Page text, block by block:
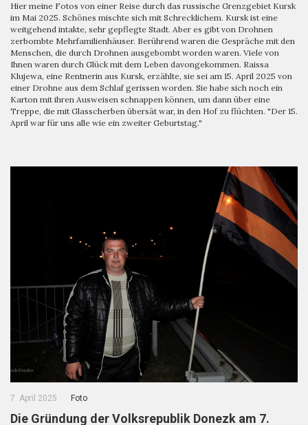
Hier meine Fotos von einer Reise durch das russische Grenzgebiet Kursk
im Mai 2025. Schönes mischte sich mit Schrecklichem. Kursk ist eine
weitgehend intakte, sehr gepflegte Stadt. Aber es gibt von Drohnen
zerbombte Mehrfamilienhäuser. Berührend waren die Gespräche mit den
Menschen, die durch Drohnen ausgebombt worden waren. Viele von
Ihnen waren durch Glück mit dem Leben davongekommen. Raissa
Klujewa, eine Rentnerin aus Kursk, erzählte, sie sei am 15. April 2025 von
einer Drohne aus dem Schlaf gerissen worden. Sie habe sich noch ein
Karton mit ihren Ausweisen schnappen können, um dann über eine
Treppe, die mit Glasscherben übersät war, in den Hof zu flüchten. "Der 15.
April war für uns alle wie ein zweiter Geburtstag."
7. April 2025 Foto
Die Gründung der Volksrepublik Donezk am 7.